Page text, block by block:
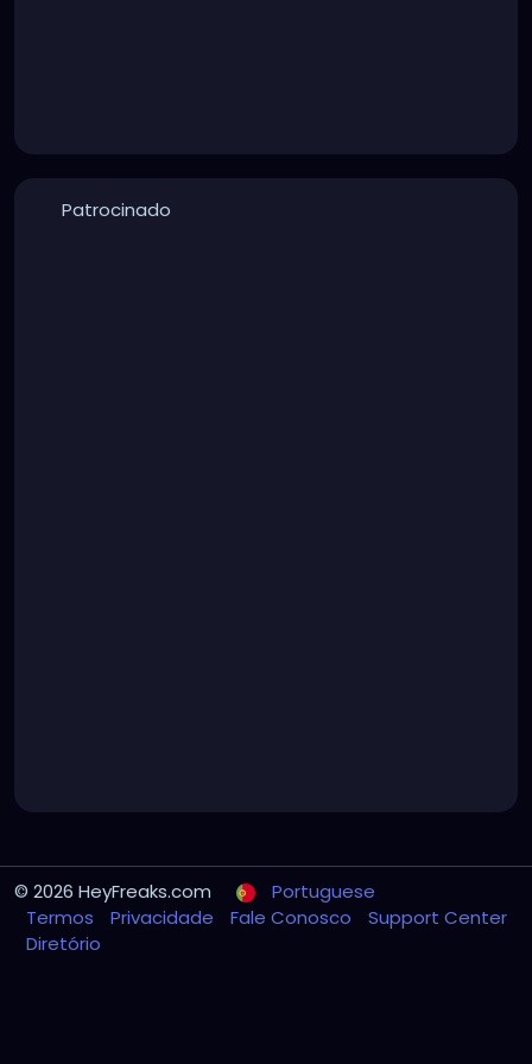
Patrocinado
© 2026 HeyFreaks.com
Portuguese
Termos
Privacidade Fale Conosco
Support Center
Diretório